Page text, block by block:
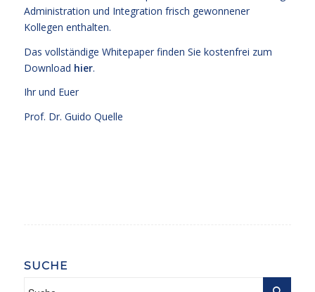
Administration und Integration frisch gewonnener
Kollegen enthalten.
Das vollständige Whitepaper finden Sie kostenfrei zum
Download hier.
Ihr und Euer
Prof. Dr. Guido Quelle
SUCHE